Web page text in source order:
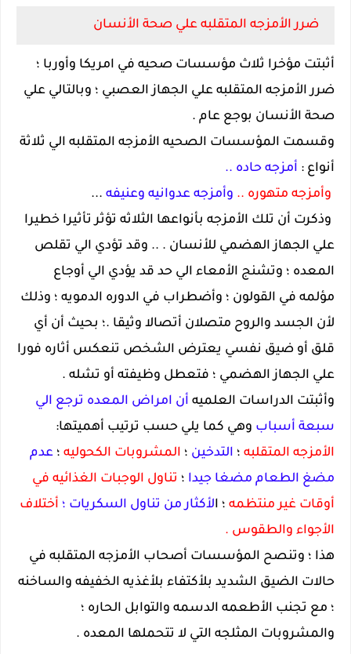
ضرر الأمزجه المتقلبه علي صحة الأنسان
أثبتت مؤخرا ثلاث مؤسسات صحيه في امريكا وأوربا ؛
ضرر الأمزجه المتقلبه علي الجهاز العصبي ؛ وبالتالي علي
صحة الأنسان بوجع عام .
وقسمت المؤسسات الصحيه الأمزجه المتقلبه الي ثلاثة
أنواع : أمزجه حاده ..
وأمزجه متهوره .. وأمزجه عدوانيه وعنيفه ...
وذكرت أن تلك الأمزجه بأنواعها الثلاثه تؤثر تأثيرا خطيرا
علي الجهاز الهضمي للأنسان . .. وقد تؤدي الي تقلص
المعده ؛ وتشنج الأمعاء الي حد قد يؤدي الي أوجاع
مؤلمه في القولون ؛ وأضطراب في الدوره الدمويه ؛ وذلك
لأن الجسد والروح متصلان أتصالا وثيقا .؛ بحيث أن أي
قلق أو ضيق نفسي يعترض الشخص تنعكس أثاره فورا
علي الجهاز الهضمي ؛ فتعطل وظيفته أو تشله .
وأثبتت الدراسات العلميه أن امراض المعده ترجع الي
سبعة أسباب وهي كما يلي حسب ترتيب أهميتها:
الأمزجه المتقلبه ؛ التدخين ؛ المشروبات الكحوليه ؛ عدم
مضغ الطعام مضغا جيدا ؛ تناول الوجبات الغذائيه في
أوقات غير منتظمه ؛ الأكثار من تناول السكريات ؛ أختلاف
الأجواء والطقوس .
هذا ؛ وتنصح المؤسسات أصحاب الأمزجه المتقلبه في
حالات الضيق الشديد بلأكتفاء بلأغذيه الخفيفه والساخنه
؛ مع تجنب الأطعمه الدسمه والتوابل الحاره ؛
والمشروبات المثلجه التي لا تتحملها المعده .